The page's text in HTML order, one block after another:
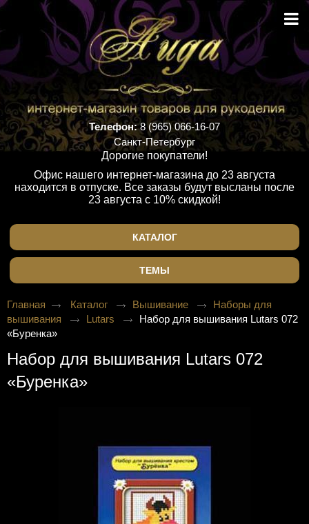
Телефон:8 (965) 066-16-07
Санкт-Петербург
Дорогие покупатели!
Офис нашего интернет-магазина до 23 августа
находится в отпуске. Все заказы будут высланы после
23 августа с 10% скидкой!
КАТАЛОГ
ТЕМЫ
Главная Каталог Вышивание
Наборы для
вышивания
Lutars
Набор для вышивания Lutars 072
«Буренка»
Набор для вышивания Lutars 072
«Буренка»